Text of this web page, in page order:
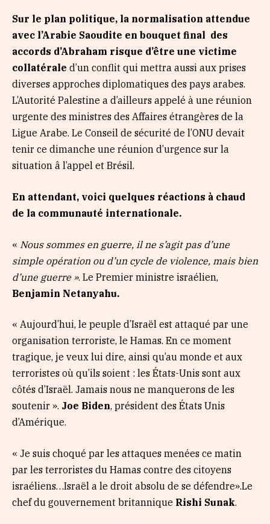
Sur le plan politique, la normalisation attendue
avec l’Arabie Saoudite en bouquet final des
accords d’Abraham risque d’être une victime
collatérale d’un conflit qui mettra aussi aux prises
diverses approches diplomatiques des pays arabes.
L’Autorité Palestine a d’ailleurs appelé à une réunion
urgente des ministres des Affaires étrangères de la
Ligue Arabe. Le Conseil de sécurité de l’ONU devait
tenir ce dimanche une réunion d’urgence sur la
situation â l’appel et Brésil.
En attendant, voici quelques réactions à chaud
de la communauté internationale.
« Nous sommes en guerre, il ne s’agit pas d’une
simple opération ou d’un cycle de violence, mais bien
d’une guerre ». Le Premier ministre israélien,
Benjamin Netanyahu.
« Aujourd’hui, le peuple d’Israël est attaqué par une
organisation terroriste, le Hamas. En ce moment
tragique, je veux lui dire, ainsi qu’au monde et aux
terroristes où qu’ils soient : les États-Unis sont aux
côtés d’Israël. Jamais nous ne manquerons de les
soutenir ». Joe Biden, président des États Unis
d’Amérique.
« Je suis choqué par les attaques menées ce matin
par les terroristes du Hamas contre des citoyens
israéliens…Israël a le droit absolu de se défendre».Le
chef du gouvernement britannique Rishi Sunak.